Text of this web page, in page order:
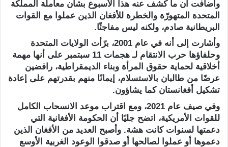
وأضافت أن ما كُشف عنه هذا الأسبوع بشأن معاملة المملكة
المتحدة المتهورّة والخطرة للأفغان الذين عملوا مع القوات
البريطانية صادم، ولكنه ليس مفاجئًا.
وأشارت إلى أنه في عام 2001، برّأت الولايات المتحدة
وحلفاؤها حرب الانتقام لـ هجمات 11 سبتمبر على أنها مهمة
أخلاقية لحماية حقوق المرأة وبناء الديمقراطية، رافضين
عرضًا من طالبان بالاستسلام، إيمانًا منهم بقدرتهم على إعادة
تشكيل أفغانستان كما يشاؤون.
وفي صيف عام 2021، ومع اقتراب موعد الانسحاب الكامل
للقوات الأمريكية، اتضح جليًا أن الحكومة الأفغانية التي
دعمتها لسنوات كانت هشة. وأصبح العديد من الأفغان الذين
دعموها أو عملوا لصالحها أو صدقوا الوعود الغربية الأوسع